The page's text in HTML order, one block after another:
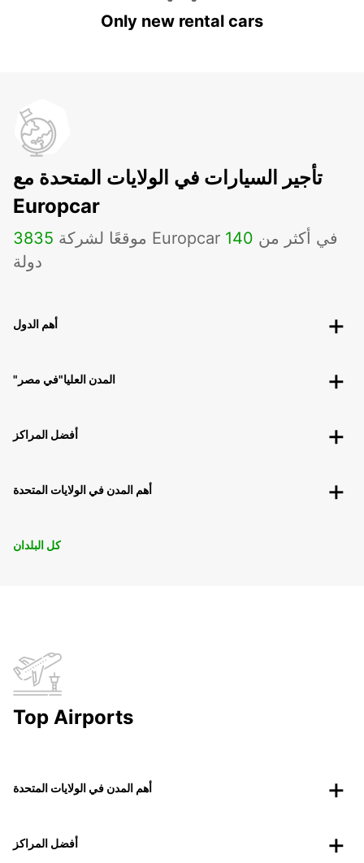
Only new rental cars
تأجير السيارات في الولايات المتحدة مع
Europcar
3835 موقعًا لشركة Europcar في أكثر من 140
دولة
أهم الدول
"المدن العليا"في مصر
أفضل المراكز
أهم المدن في الولايات المتحدة
كل البلدان
Top Airports
أهم المدن في الولايات المتحدة
أفضل المراكز